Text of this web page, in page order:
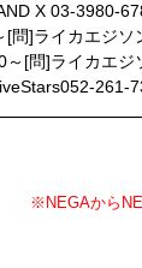
X 03-3980-
問]ライカエジ
[問]ライカエジ
261-
※NEGAから